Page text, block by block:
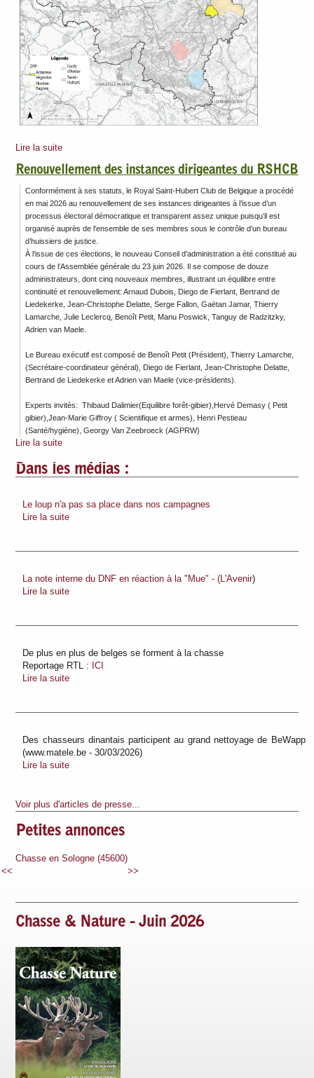
Lire la suite
Renouvellement des instances dirigeantes du RSHCB
Conformément à ses statuts, le Royal Saint-Hubert Club de Belgique a procédé
en mai 2026 au renouvellement de ses instances dirigeantes à l’issue d’un
processus électoral démocratique et transparent assez unique puisqu’il est
organisé auprès de l’ensemble de ses membres sous le contrôle d’un bureau
d’huissiers de justice.
À l’issue de ces élections, le nouveau Conseil d’administration a été constitué au
cours de l’Assemblée générale du 23 juin 2026. Il se compose de douze
administrateurs, dont cinq nouveaux membres, illustrant un équilibre entre
continuité et renouvellement: Arnaud Dubois, Diego de Fierlant, Bertrand de
Liedekerke, Jean-Christophe Delatte, Serge Fallon, Gaëtan Jamar, Thierry
Lamarche, Julie Leclercq, Benoît Petit, Manu Poswick, Tanguy de Radzitzky,
Adrien van Maele.
Le Bureau exécutif est composé de Benoît Petit (Président), Thierry Lamarche,
(Secrétaire-coordinateur général), Diego de Fierlant, Jean-Christophe Delatte,
Bertrand de Liedekerke et Adrien van Maele (vice-présidents).
Experts invités: Thibaud Dalimier(Equilibre forêt-gibier),Hervé Demasy ( Petit
gibier),Jean-Marie Giffroy ( Scientifique et armes), Henri Pestieau
(Santé/hygiène), Georgy Van Zeebroeck (AGPRW)
Lire la suite
Dans les médias :
Le loup n'a pas sa place dans nos campagnes
Lire la suite
La note interne du DNF en réaction à la "Mue" - (L'Avenir)
Lire la suite
De plus en plus de belges se forment à la chasse
Reportage RTL : ICI
Lire la suite
Des chasseurs dinantais participent au grand nettoyage de BeWapp
(www.matele.be - 30/03/2026)
Lire la suite
Voir plus d'articles de presse...
Petites annonces
Chasse en Sologne (45600)
<<
>>
Chasse & Nature - Juin 2026